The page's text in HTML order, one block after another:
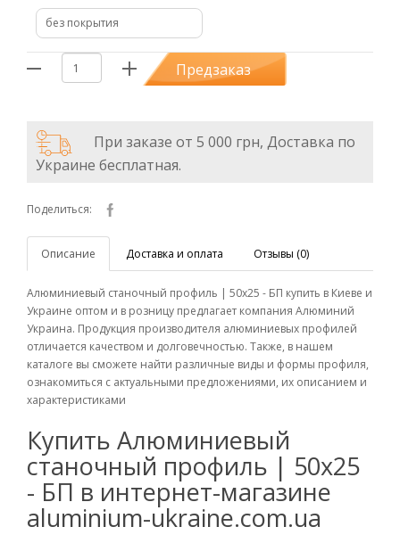
без покрытия
Предзаказ
При заказе от 5 000 грн, Доставка по
Украине бесплатная.
Поделиться:
Описание Доставка и оплата Отзывы (0)
Алюминиевый станочный профиль | 50х25 - БП купить в Киеве и
Украине оптом и в розницу предлагает компания Алюминий
Украина. Продукция производителя алюминиевых профилей
отличается качеством и долговечностью. Также, в нашем
каталоге вы сможете найти различные виды и формы профиля,
ознакомиться с актуальными предложениями, их описанием и
характеристиками
Купить Алюминиевый
станочный профиль | 50х25
- БП в интернет-магазине
aluminium-ukraine.com.ua